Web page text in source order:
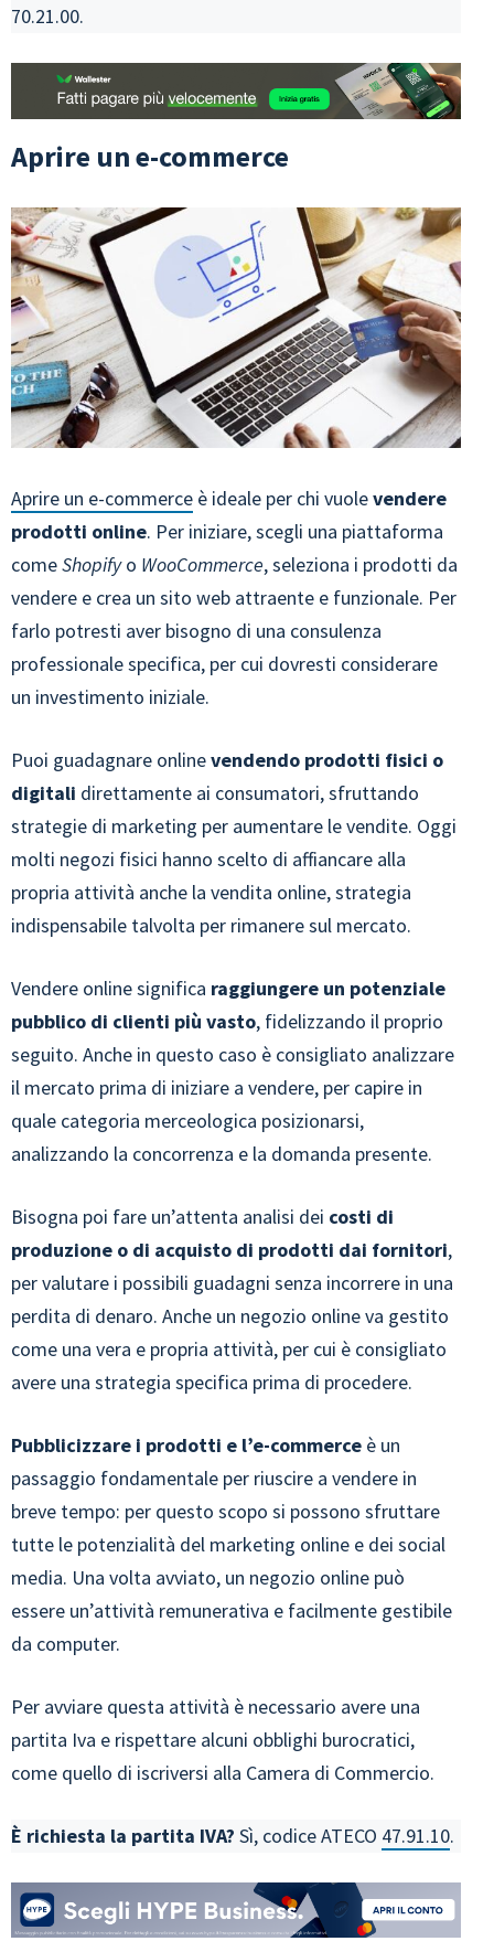
70.21.00.
Aprire un e-commerce
Aprire un e-commerce è ideale per chi vuolevendere
prodotti online. Per iniziare, scegli una piattaforma
comeShopifyo WooCommerce, seleziona i prodotti da
vendere e crea un sito web attraente e funzionale. Per
farlo potresti aver bisogno di una consulenza
professionale specifica, per cui dovresti considerare
un investimento iniziale.
Puoi guadagnare onlinevendendo prodotti fisici o
digitali direttamente ai consumatori, sfruttando
strategie di marketing per aumentare le vendite. Oggi
molti negozi fisici hanno scelto di affiancare alla
propria attività anche la vendita online, strategia
indispensabile talvolta per rimanere sul mercato.
Vendere online significa raggiungere un potenziale
pubblico di clienti più vasto, fidelizzando il proprio
seguito. Anche in questo caso è consigliato analizzare
il mercato prima di iniziare a vendere, per capire in
quale categoria merceologica posizionarsi,
analizzando la concorrenza e la domanda presente.
Bisogna poi fare un’attenta analisi dei costi di
produzione o di acquisto di prodotti dai fornitori,
per valutare i possibili guadagni senza incorrere in una
perdita di denaro. Anche un negozio online va gestito
come una vera e propria attività, per cui è consigliato
avere una strategia specifica prima di procedere.
Pubblicizzare i prodotti e l’e-commerce è un
passaggio fondamentale per riuscire a vendere in
breve tempo: per questo scopo si possono sfruttare
tutte le potenzialità del marketing online e dei social
media. Una volta avviato, un negozio online può
essere un’attività remunerativa e facilmente gestibile
da computer.
Per avviare questa attività è necessario avere una
partita Iva e rispettare alcuni obblighi burocratici,
come quello di iscriversi alla Camera di Commercio.
È richiesta la partita IVA? Sì, codice ATECO 47.91.10.